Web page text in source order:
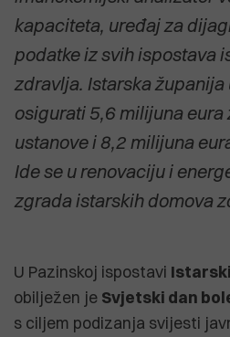
kapaciteta, uređaj za
podatke iz svih ispostava
zdravlja. Istarska
osigurati 5,6 milijuna eura
ustanove i 8,2 milijuna
Ide se u renovaciju i
zgrada istarskih domova
U Pazinskoj ispostavi
obilježen je Svjetski dan
s ciljem podizanja svijesti